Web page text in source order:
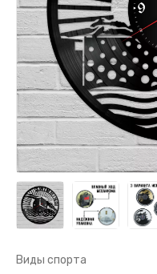
Виды спорта